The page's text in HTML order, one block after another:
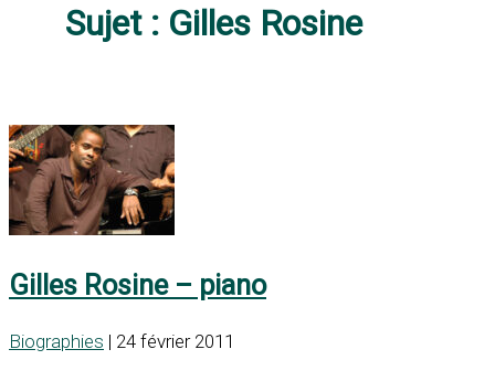
Sujet : Gilles Rosine
Gilles Rosine – piano
Biographies | 24 février 2011